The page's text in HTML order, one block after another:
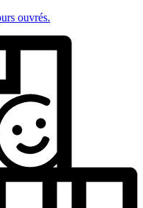
ouvrés.